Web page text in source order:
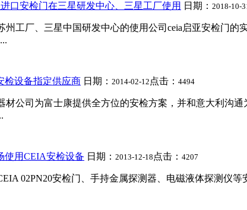
进口安检门在三星研发中心、三星工厂使用 日期： 2018-10-
州工厂、三星中国研发中心的使用公司ceia启亚安检门的
检设备指定供应商 日期： 2014-02-12 点击： 4494
材公司为富士康提供全方位的安检方案，并和意大利沟
使用CEIA安检设备 日期： 2013-12-18 点击： 4207
02PN20安检门、手持金属探测器、电磁液体探测仪